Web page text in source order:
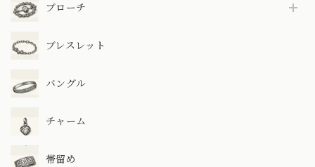
ブローチ
ブレスレット
バングル
チャーム
帯留め